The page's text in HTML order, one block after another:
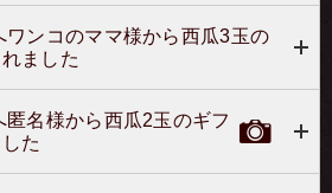
ワンコのママ様から西瓜3玉の
ました
名様から西瓜2玉のギフ
た